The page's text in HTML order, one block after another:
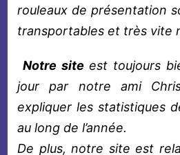
rouleaux de présentation
transportables et très vite
Notre site est toujours
jour par notre ami
expliquer les statistiques
au long de l’année.
De plus, notre site est